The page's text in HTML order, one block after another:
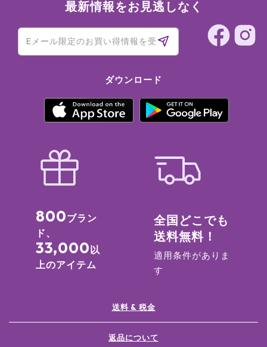
最新情報をお見逃しなく
ダウンロード
800ブラン
ド、
33,000以
上のアイテム
全国どこでも
送料無料！
適用条件がありま
す
送料 & 税金
返品について